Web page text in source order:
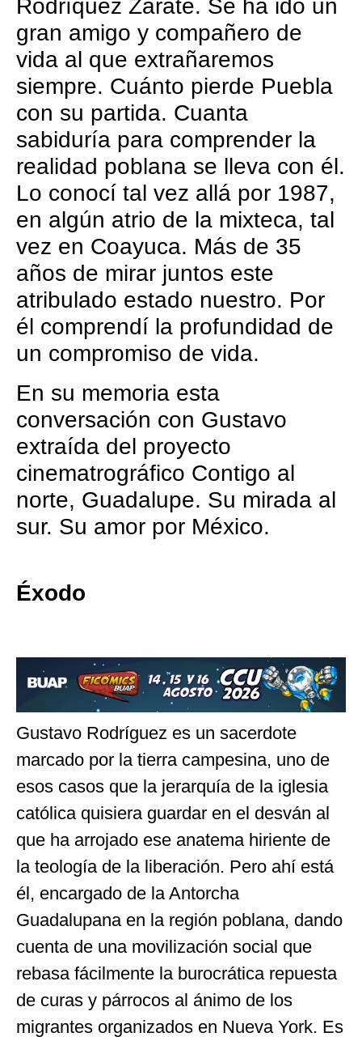
Rodríquez Zárate. Se ha ido un
gran amigo y compañero de
vida al que extrañaremos
siempre. Cuánto pierde Puebla
con su partida. Cuanta
sabiduría para comprender la
realidad poblana se lleva con él.
Lo conocí tal vez allá por 1987,
en algún atrio de la mixteca, tal
vez en Coayuca. Más de 35
años de mirar juntos este
atribulado estado nuestro. Por
él comprendí la profundidad de
un compromiso de vida.
En su memoria esta
conversación con Gustavo
extraída del proyecto
cinematrográfico Contigo al
norte, Guadalupe. Su mirada al
sur. Su amor por México.
Éxodo
Gustavo Rodríguez es un sacerdote
marcado por la tierra campesina, uno de
esos casos que la jerarquía de la iglesia
católica quisiera guardar en el desván al
que ha arrojado ese anatema hiriente de
la teología de la liberación. Pero ahí está
él, encargado de la Antorcha
Guadalupana en la región poblana, dando
cuenta de una movilización social que
rebasa fácilmente la burocrática repuesta
de curas y párrocos al ánimo de los
migrantes organizados en Nueva York. Es